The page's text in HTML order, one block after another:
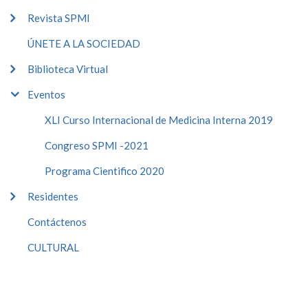
Revista SPMI
ÚNETE A LA SOCIEDAD
Biblioteca Virtual
Eventos
XLI Curso Internacional de Medicina Interna 2019
Congreso SPMI -2021
Programa Cientifico 2020
Residentes
Contáctenos
CULTURAL